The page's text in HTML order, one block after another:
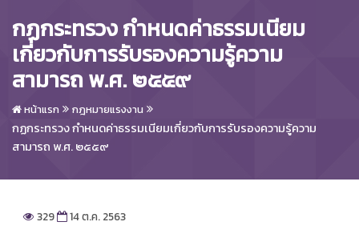
กฏกระทรวง กำหนดค่าธรรมเนียม
เกี่ยวกับการรับรองความรู้ความ
สามารถ พ.ศ. ๒๕๕๙
หน้าแรก กฎหมายแรงงาน
กฏกระทรวง กำหนดค่าธรรมเนียมเกี่ยวกับการรับรองความรู้ความ
สามารถ พ.ศ. ๒๕๕๙
329 14 ต.ค. 2563